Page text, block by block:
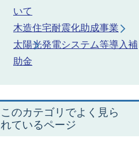
いて
木造住宅耐震化助成事業
太陽光発電システム等導入補
助金
このカテゴリでよく見ら
れているページ